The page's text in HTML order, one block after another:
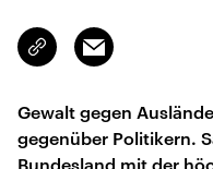
Link
kopieren/teilen
Email
Gewalt gegen
gegenüber Politikern.
Bundesland mit der